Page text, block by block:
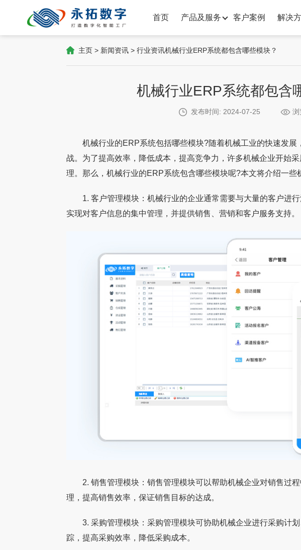
首页 产品及服务 客户案例 解决
主页 > 新闻资讯 > 行业资讯机械行业ERP系统都包含哪些模块？
机械行业ERP系统都包含
发布时间: 2024-07-25 浏
机械行业的ERP系统包括哪些模块?随着机械工业的快速发展
战。为了提高效率，降低成本，提高竞争力，许多机械企业开始
理。那么，机械行业的ERP系统包含哪些模块呢?本文将介绍一些
1. 客户管理模块：机械行业的企业通常需要与大量的客户进行
实现对客户信息的集中管理，并提供销售、营销和客户服务支持。
2. 销售管理模块：销售管理模块可以帮助机械企业对销售过程
理，提高销售效率，保证销售目标的达成。
3. 采购管理模块：采购管理模块可协助机械企业进行采购计划
踪，提高采购效率，降低采购成本。